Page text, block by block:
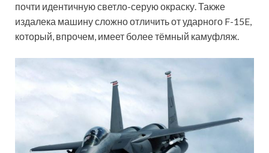
почти идентичную светло-серую окраску. Также
издалека машину сложно отличить от ударного F-15E,
который, впрочем, имеет более тёмный камуфляж.